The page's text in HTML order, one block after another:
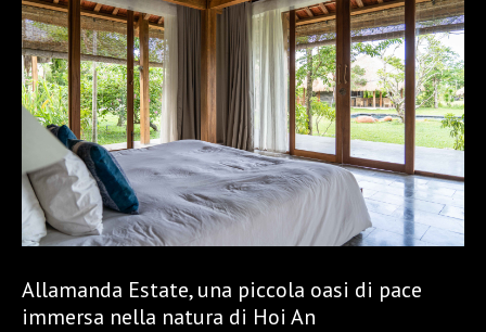
Allamanda Estate, una piccola oasi di pace
immersa nella natura di Hoi An